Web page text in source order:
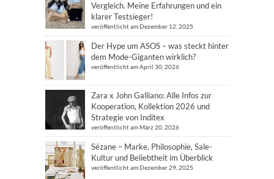
Vergleich. Meine Erfahrungen und ein
klarer Testsieger!
veröffentlicht am Dezember 12, 2025
Der Hype um ASOS – was steckt hinter
dem Mode-Giganten wirklich?
veröffentlicht am April 30, 2026
Zara x John Galliano: Alle Infos zur
Kooperation, Kollektion 2026 und
Strategie von Inditex
veröffentlicht am März 20, 2026
Sézane – Marke, Philosophie, Sale-
Kultur und Beliebtheit im Überblick
veröffentlicht am Dezember 29, 2025